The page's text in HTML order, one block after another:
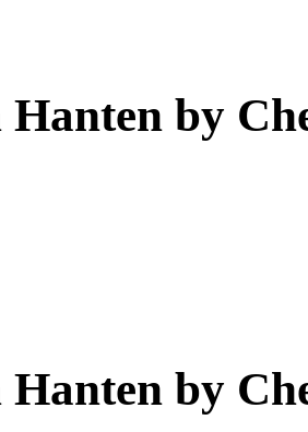
Hanten by
Hanten by